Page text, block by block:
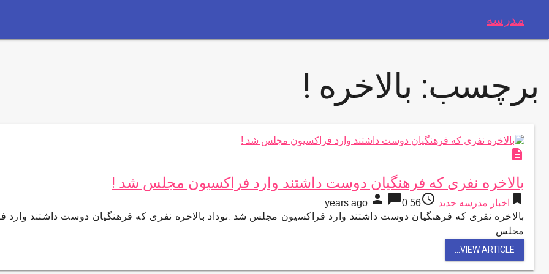
مدرسه
برچسب: بالاخره !
description
بالاخره نفری که فرهنگیان دوست داشتند وارد فراکسیون مجلس شد !
bookmark اخبار مدرسه جدید access_time
56 years ago
person chat_bubble0
بالاخره نفری که فرهنگیان دوست داشتند وارد فراکسیون مجلس شد !نوداد بالاخره نفری که فرهنگیان دوست داشتند وارد
مجلس …
VIEW ARTICLE...